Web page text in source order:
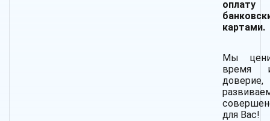
оплату
картами.
Мы
время
для Вас!